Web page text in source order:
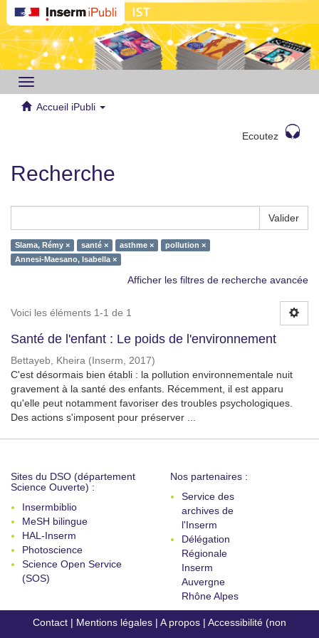
Toggle
navigation
Accueil iPubli
Ecoutez
Recherche
Valider
Slama, Rémy × santé × asthme ×
pollution ×
Annesi-Maesano, Isabella ×
Afficher les filtres de recherche avancée
Voici les éléments 1-1 de 1
Santé de l'enfant : Le poids de l'environnement
Bettayeb, Kheira ( Inserm, 2017)
C'est désormais bien établi : la pollution environnementale nuit
gravement à la santé des enfants. Récemment, il est apparu
qu'elle peut notamment favoriser des troubles psychologiques.
Des actions s'imposent pour préserver ...
Sites du DSO (département
Science Ouverte) :
Insermbiblio
MeSH bilingue
HAL-Inserm
Photoscience
Science Open Service
(SOS)
Nos partenaires :
Service des
archives de
l'Inserm
Délégation
Régionale
Inserm
Auvergne
Rhône Alpes
Contact | Mentions légales | A propos | Accessibilité (non